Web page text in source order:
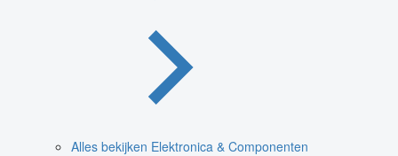
Alles bekijken Elektronica & Componenten